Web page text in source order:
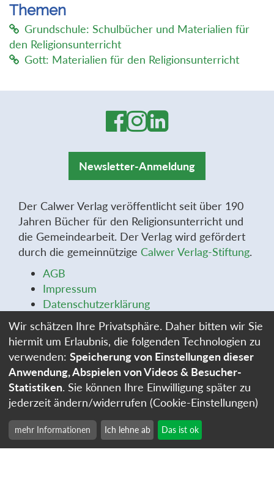
Themen
Grundschule: Schulbücher und Materialien für
den Religionsunterricht
Gott: Materialien für den Religionsunterricht
Newsletter-Anmeldung
Der Calwer Verlag veröffentlicht seit über 190
Jahren Bücher für den Religionsunterricht und
die Gemeindearbeit. Der Verlag wird gefördert
durch die gemeinnützige Calwer Verlag-Stiftung.
AGB
Impressum
Datenschutzerklärung
Widerrufsbelehrung
Widerrufsformular
Stellenangebote
Cookie-Einstellungen
Wir schätzen Ihre Privatsphäre. Daher bitten wir Sie
hiermit um Erlaubnis, die folgenden Technologien zu
verwenden: Speicherung von Einstellungen dieser
Anwendung, Abspielen von Videos & Besucher-
Statistiken. Sie können Ihre Einwilligung später zu
jederzeit ändern/widerrufen (Cookie-Einstellungen)
mehr Informationen Ich lehne ab Das ist ok